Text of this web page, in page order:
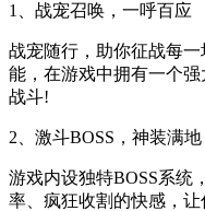
1、战宠召唤，一呼百应
战宠随行，助你征战每
能，在游戏中拥有一个
战斗!
2、激斗BOSS，神装满地
游戏内设独特BOSS系统
率、疯狂收割的快感，